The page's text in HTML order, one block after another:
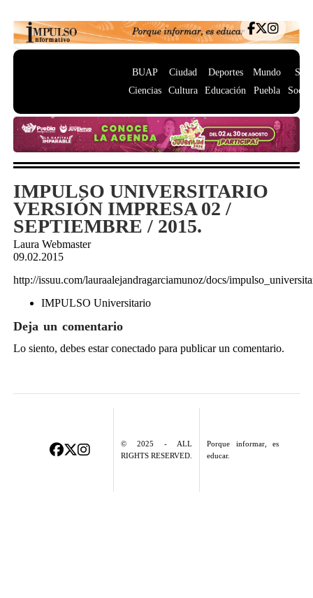
BUAP
Ciencias
Ciudad
Cultura
Deportes
Educación
Mundo
Puebla
IMPULSO UNIVERSITARIO
VERSIÓN IMPRESA 02 /
SEPTIEMBRE / 2015.
Laura Webmaster
09.02.2015
http://issuu.com/lauraalejandragarciamunoz/docs/
IMPULSO Universitario
Deja un comentario
Lo siento, debes estarconectadopara publicar un comentario.
© 2025 - ALL
RIGHTS RESERVED.
Porque informar, es
educar.